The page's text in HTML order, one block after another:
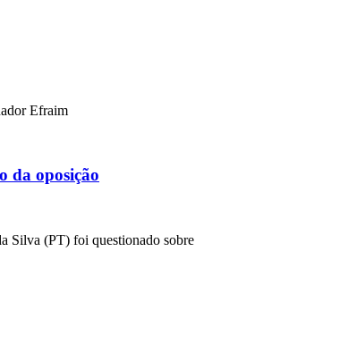
Efraim
da oposição
Silva (PT) foi questionado sobre